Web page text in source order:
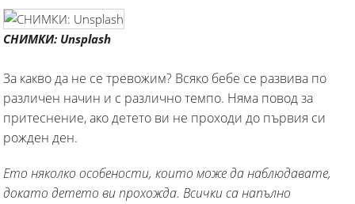
СНИМКИ: Unsplash
За какво да не се тревожим? Всяко бебе се развива по
различен начин и с различно темпо. Няма повод за
притеснение, ако детето ви не проходи до първия си
рожден ден.
Ето няколко особености, които може да наблюдавате,
докато детето ви прохожда. Всички са напълно